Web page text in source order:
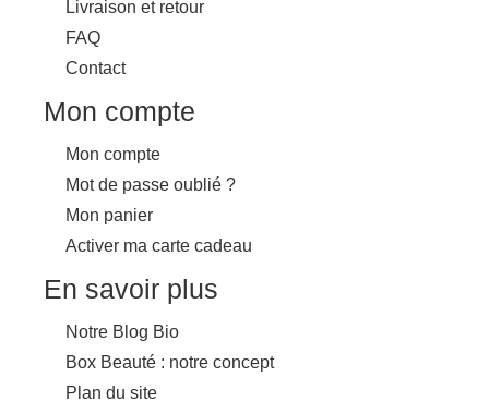
Livraison et retour
FAQ
Contact
Mon compte
Mon compte
Mot de passe oublié ?
Mon panier
Activer ma carte cadeau
En savoir plus
Notre Blog Bio
Box Beauté : notre concept
Plan du site